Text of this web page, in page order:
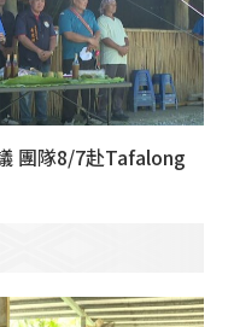
團隊8/7赴Tafalong